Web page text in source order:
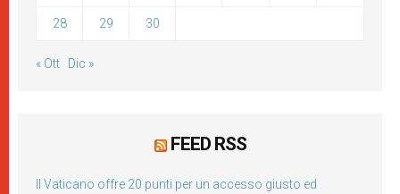
28 29 30
« Ott Dic »
FEED RSS
Il Vaticano offre 20 punti per un accesso giusto ed